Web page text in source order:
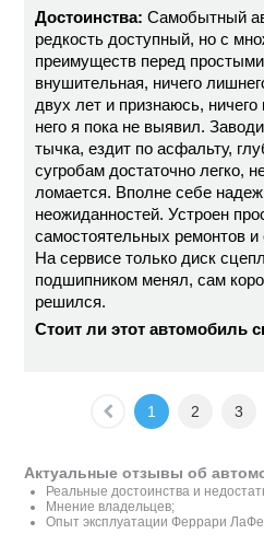
Достоинства: Самобытный
редкость доступный, но с
преимуществ перед
внушительная, ничего
двух лет и признаюсь, ничего
него я пока не выявил.
тычка, ездит по асфальту,
сугробам достаточно легко,
ломается. Вполне себе
неожиданностей. Устроен
самостоятельных ремонтов
На сервисе только диск
подшипником менял, сам
решился.
Стоит ли этот автомобиль
1 2 3
Актуальные отзывы об
Реальные достоинства и
Мнение владельцев;
Опыт эксплуатации Феррари